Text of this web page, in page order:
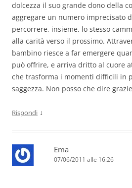
dolcezza il suo grande dono della
aggregare un numero imprecisato
percorrere, insieme, lo stesso
alla carità verso il prossimo.
bambino riesce a far emergere
può offrire, e arriva dritto al cuore
che trasforma i momenti difficili in
saggezza. Non posso che dire
Rispondi ↓
Ema
07/06/2011 alle 16:26